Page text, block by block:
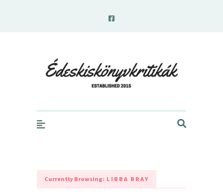
Currently Browsing: LIBBA BRAY